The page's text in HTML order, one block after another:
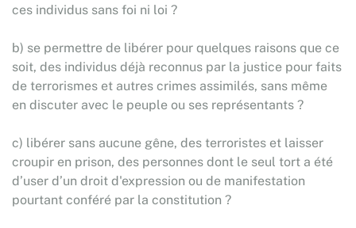
ces individus sans foi ni loi ?
b) se permettre de libérer pour quelques raisons que ce
soit, des individus déjà reconnus par la justice pour faits
de terrorismes et autres crimes assimilés, sans même
en discuter avec le peuple ou ses représentants ?
c) libérer sans aucune gêne, des terroristes et laisser
croupir en prison, des personnes dont le seul tort a été
d’user d’un droit d'expression ou de manifestation
pourtant conféré par la constitution ?